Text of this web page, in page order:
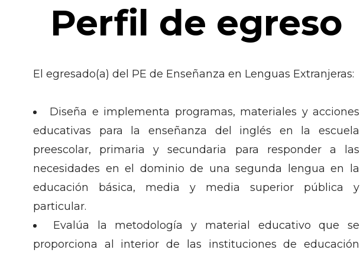
Perfil de egreso
El egresado(a) del PE de Enseñanza en Lenguas Extranjeras:
Diseña e implementa programas, materiales y acciones
educativas para la enseñanza del inglés en la escuela
preescolar, primaria y secundaria para responder a las
necesidades en el dominio de una segunda lengua en la
educación básica, media y media superior pública y
particular.
Evalúa la metodología y material educativo que se
proporciona al interior de las instituciones de educación